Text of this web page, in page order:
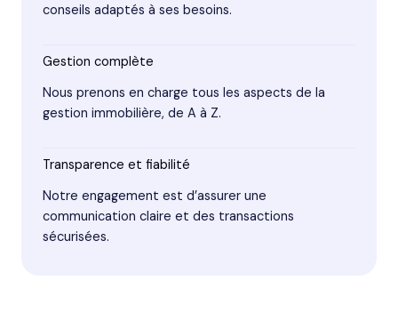
conseils adaptés à ses besoins.
Gestion complète
Nous prenons en charge tous les aspects de la
gestion immobilière, de A à Z.
Transparence et fiabilité
Notre engagement est d’assurer une
communication claire et des transactions
sécurisées.